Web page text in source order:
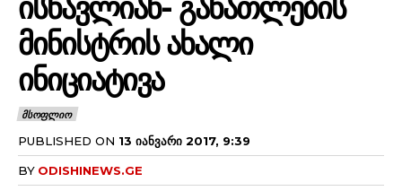
ᲘᲡᲬᲐᲕᲚᲘᲐᲜ- ᲒᲐᲜᲐᲗᲚᲔᲑᲘᲡ
ᲛᲘᲜᲘᲡᲢᲠᲘᲡ ᲐᲮᲐᲚᲘ
ᲘᲜᲘᲪᲘᲐᲢᲘᲕᲐ
ᲛᲡᲝᲤᲚᲘᲝ
PUBLISHED ON 13 ᲘᲐᲜᲕᲐᲠᲘ 2017, 9:39
BY ODISHINEWS.GE